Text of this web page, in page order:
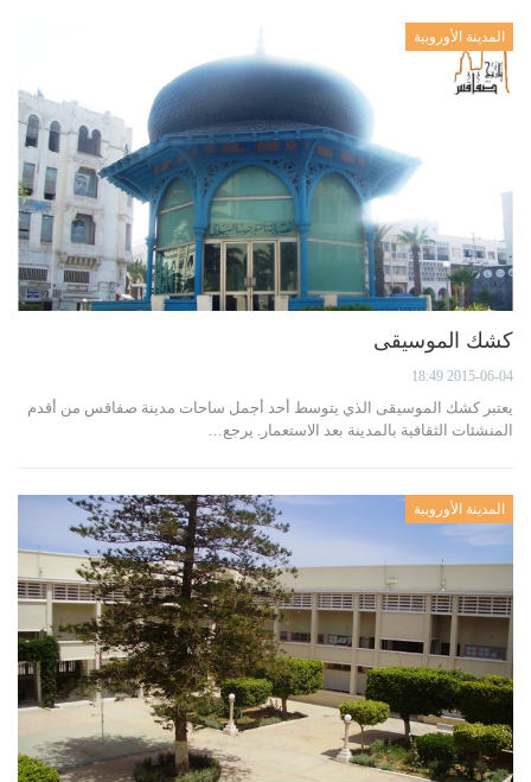
المدينة الأوروبية
كشك الموسيقى
2015-06-04 18:49
يعتبر كشك الموسيقى الذي يتوسط أحد أجمل ساحات مدينة صفاقس من أقدم
المنشئات الثقافية بالمدينة بعد الاستعمار. يرجع…
المدينة الأوروبية